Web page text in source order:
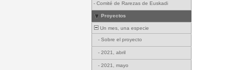
- Comité de Rarezas de Euskadi
Proyectos
Un mes, una especie
- Sobre el proyecto
- 2021, abril
- 2021, mayo